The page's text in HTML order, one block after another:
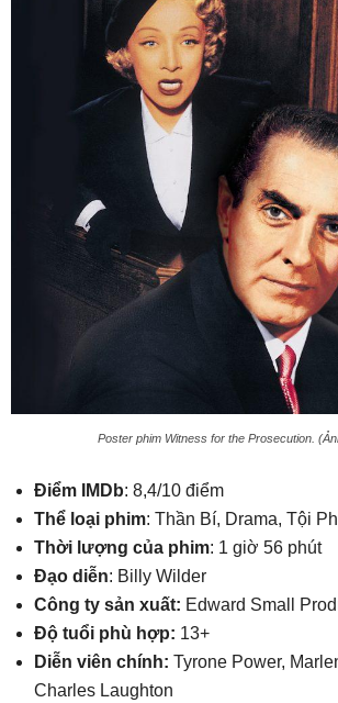
Poster phim Witness for the Prosecution.
Điểm IMDb: 8,4/10 điểm
Thể loại phim: Thần Bí, Drama, Tội
Thời lượng của phim: 1 giờ 56 phút
Đạo diễn: Billy Wilder
Công ty sản xuất: Edward Small
Độ tuổi phù hợp: 13+
Diễn viên chính: Tyrone Power,
Charles Laughton